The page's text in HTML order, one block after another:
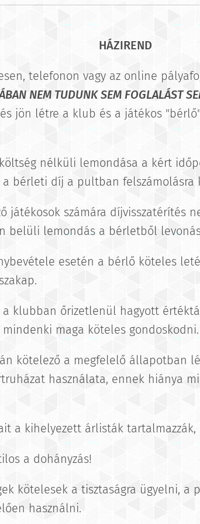
HÁZIREND
telefonon vagy az online
NEM TUDUNK SEM FOGLALÁST
jön létre a klub és a játékos
nélküli lemondása a kért
bérleti díj a pultban felszámolásra
játékosok számára díjvisszatérítés
belüli lemondás a bérletből
esetén a bérlő köteles
a klubban őrizetlenül hagyott
maga köteles gondoskodni.
kötelező a megfelelő állapotban
használata, ennek hiánya
a kihelyezett árlisták
a dohányzás!
kötelesek a tisztaságra ügyelni,
használni.